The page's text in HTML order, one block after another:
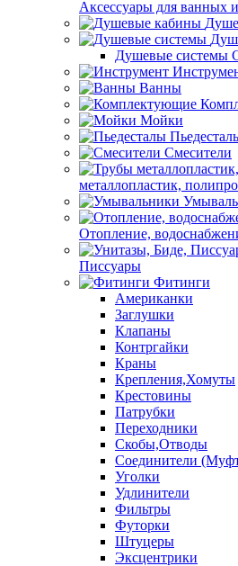
Аксессуары для ванных
Душевые системы
Ванны
Мойки
Смесители
металлопластик,
Отопление,
Писсуары
Фитинги
Американки
Заглушки
Клапаны
Контргайки
Краны
Крепления,Хомуты
Крестовины
Патрубки
Переходники
Скобы,Отводы
Соединители
Уголки
Удлинители
Фильтры
Футорки
Штуцеры
Эксцентрики